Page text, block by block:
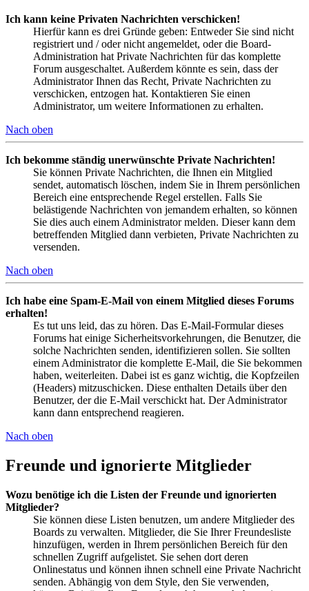
Ich kann keine Privaten Nachrichten verschicken!
Hierfür kann es drei Gründe geben: Entweder Sie sind nicht
registriert und / oder nicht angemeldet, oder die Board-
Administration hat Private Nachrichten für das komplette
Forum ausgeschaltet. Außerdem könnte es sein, dass der
Administrator Ihnen das Recht, Private Nachrichten zu
verschicken, entzogen hat. Kontaktieren Sie einen
Administrator, um weitere Informationen zu erhalten.
Nach oben
Ich bekomme ständig unerwünschte Private Nachrichten!
Sie können Private Nachrichten, die Ihnen ein Mitglied
sendet, automatisch löschen, indem Sie in Ihrem persönlichen
Bereich eine entsprechende Regel erstellen. Falls Sie
belästigende Nachrichten von jemandem erhalten, so können
Sie dies auch einem Administrator melden. Dieser kann dem
betreffenden Mitglied dann verbieten, Private Nachrichten zu
versenden.
Nach oben
Ich habe eine Spam-E-Mail von einem Mitglied dieses Forums
erhalten!
Es tut uns leid, das zu hören. Das E-Mail-Formular dieses
Forums hat einige Sicherheitsvorkehrungen, die Benutzer, die
solche Nachrichten senden, identifizieren sollen. Sie sollten
einem Administrator die komplette E-Mail, die Sie bekommen
haben, weiterleiten. Dabei ist es ganz wichtig, die Kopfzeilen
(Headers) mitzuschicken. Diese enthalten Details über den
Benutzer, der die E-Mail verschickt hat. Der Administrator
kann dann entsprechend reagieren.
Nach oben
Freunde und ignorierte Mitglieder
Wozu benötige ich die Listen der Freunde und ignorierten
Mitglieder?
Sie können diese Listen benutzen, um andere Mitglieder des
Boards zu verwalten. Mitglieder, die Sie Ihrer Freundesliste
hinzufügen, werden in Ihrem persönlichen Bereich für den
schnellen Zugriff aufgelistet. Sie sehen dort deren
Onlinestatus und können ihnen schnell eine Private Nachricht
senden. Abhängig von dem Style, den Sie verwenden,